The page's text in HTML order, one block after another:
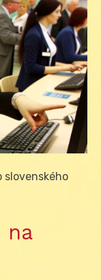
slovenského
na